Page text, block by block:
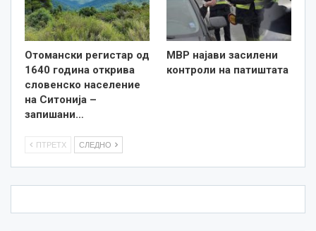
Отомански регистар од
1640 година открива
словенско население
на Ситонија –
запишани…
МВР најави засилени
контроли на патиштата
ПТРЕТХ СЛЕДНО